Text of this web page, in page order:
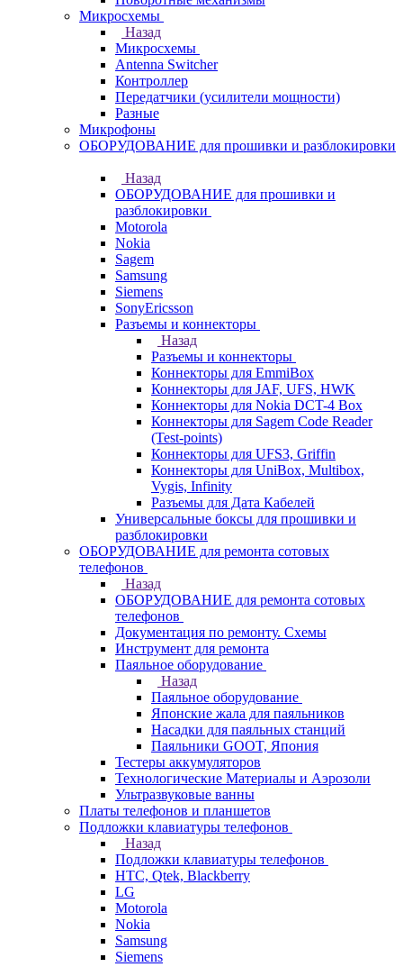
Микросхемы
Назад
Микросхемы
Antenna Switcher
Контроллер
Передатчики (усилители мощности)
Разные
Микрофоны
ОБОРУДОВАНИЕ для прошивки и разблокировки
Назад
ОБОРУДОВАНИЕ для прошивки и
разблокировки
Motorola
Nokia
Sagem
Samsung
Siemens
SonyEricsson
Разъемы и коннекторы
Назад
Разъемы и коннекторы
Коннекторы для EmmiBox
Коннекторы для JAF, UFS, HWK
Коннекторы для Nokia DCT-4 Box
Коннекторы для Sagem Code Reader
(Test-points)
Коннекторы для UFS3, Griffin
Коннекторы для UniBox, Multibox,
Vygis, Infinity
Разъемы для Дата Кабелей
Универсальные боксы для прошивки и
разблокировки
ОБОРУДОВАНИЕ для ремонта сотовых
телефонов
Назад
ОБОРУДОВАНИЕ для ремонта сотовых
телефонов
Документация по ремонту. Схемы
Инструмент для ремонта
Паяльное оборудование
Назад
Паяльное оборудование
Японские жала для паяльников
Насадки для паяльных станций
Паяльники GOOT, Япония
Тестеры аккумуляторов
Технологические Материалы и Аэрозоли
Ультразвуковые ванны
Платы телефонов и планшетов
Подложки клавиатуры телефонов
Назад
Подложки клавиатуры телефонов
HTC, Qtek, Blackberry
LG
Motorola
Nokia
Samsung
Siemens